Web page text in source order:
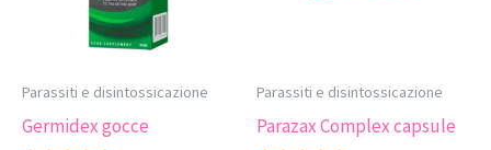
Parassiti e disintossicazione
Germidex gocce
Parassiti e disintossicazione
Parazax Complex capsule